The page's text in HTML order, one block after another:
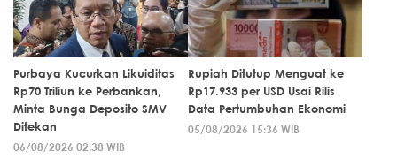
Purbaya Kucurkan Likuiditas
Rp70 Triliun ke Perbankan,
Minta Bunga Deposito SMV
Ditekan
06/08/2026 02:38 WIB
Rupiah Ditutup Menguat ke
Rp17.933 per USD Usai Rilis
Data Pertumbuhan Ekonomi
05/08/2026 15:36 WIB